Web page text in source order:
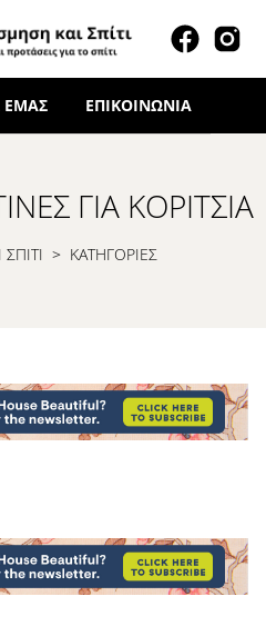
ΕΜΆΣ ΕΠΙΚΟΙΝΩΝΊΑ
ΓΙΑ ΚΟΡΊΤΣΙΑ
> ΚΑΤΗΓΟΡΙΕΣ